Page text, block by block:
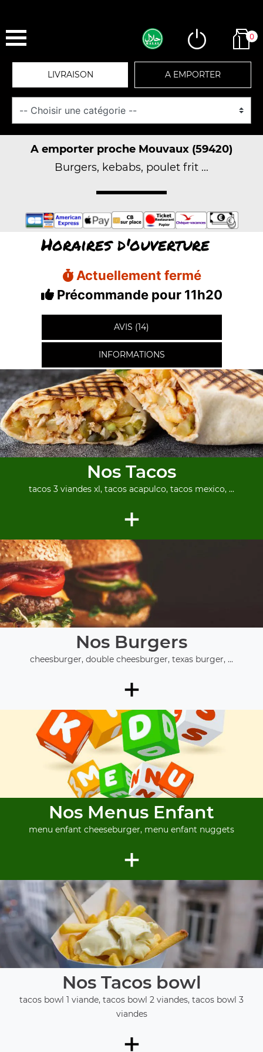
0
LIVRAISON A EMPORTER
A emporter proche Mouvaux (59420)
Burgers, kebabs, poulet frit ...
Horaires d'ouverture
Actuellement fermé
Précommande pour 11h20
AVIS (14)
INFORMATIONS
Nos Tacos
tacos 3 viandes xl, tacos acapulco, tacos mexico, ...
+
Nos Burgers
cheesburger, double cheesburger, texas burger, ...
+
Nos Menus Enfant
menu enfant cheeseburger, menu enfant nuggets
+
Nos Tacos bowl
tacos bowl 1 viande, tacos bowl 2 viandes, tacos bowl 3
viandes
+